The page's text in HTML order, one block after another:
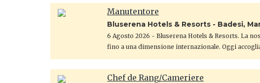
Manutentore
Bluserena Hotels & Resorts - Badesi,
6 Agosto 2026 - Bluserena Hotels & Resorts. La
fino a una dimensione internazionale. Oggi
Chef de Rang/Cameriere